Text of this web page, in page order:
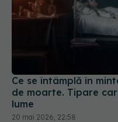
Ce se întâmplă în
de moarte. Tipare
lume
20 mai 2026, 22:58